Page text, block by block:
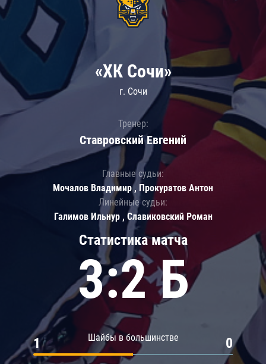
Статистика матча
3:2 Б
Шайбы в большинстве
1 0
«ХК Сочи»
г. Сочи
Тренер:
Ставровский Евгений
Главные судьи:
Мочалов Владимир , Прокуратов Антон
Линейные судьи:
Галимов Ильнур , Славиковский Роман